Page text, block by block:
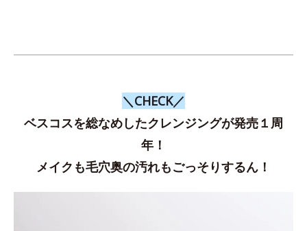
＼CHECK／
ベスコスを総なめしたクレンジングが発売１周
年！
メイクも毛穴奥の汚れもごっそりするん！